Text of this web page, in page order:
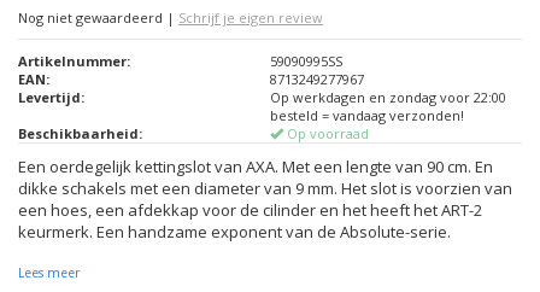
Nog niet gewaardeerd | Schrijf je eigen review
Artikelnummer:
59090995SS
EAN:
8713249277967
Levertijd:
Op werkdagen en zondag voor 22:00
besteld = vandaag verzonden!
Beschikbaarheid:
Op voorraad
Een oerdegelijk kettingslot van AXA. Met een lengte van 90 cm. En
dikke schakels met een diameter van 9 mm. Het slot is voorzien van
een hoes, een afdekkap voor de cilinder en het heeft het ART-2
keurmerk. Een handzame exponent van de Absolute-serie.
Lees meer